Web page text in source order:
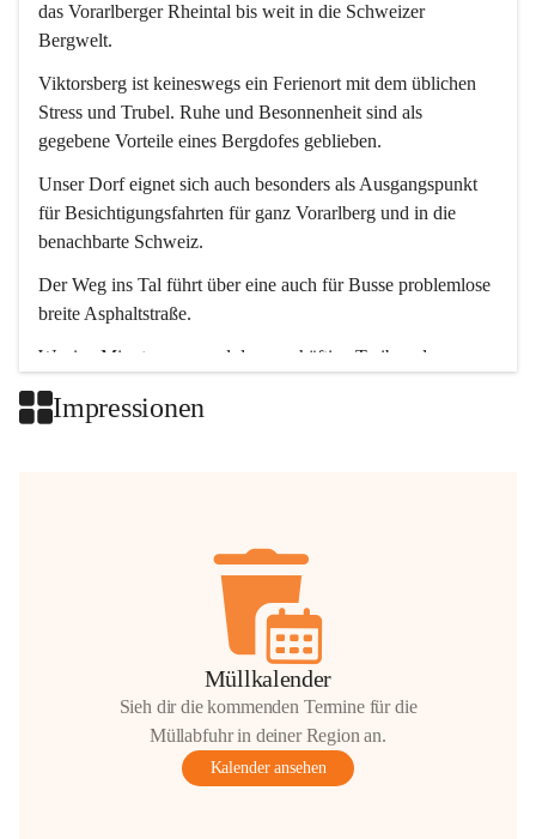
das Vorarlberger Rheintal bis weit in die Schweizer
Bergwelt.
Viktorsberg ist keineswegs ein Ferienort mit dem üblichen
Stress und Trubel. Ruhe und Besonnenheit sind als
gegebene Vorteile eines Bergdofes geblieben.
Unser Dorf eignet sich auch besonders als Ausgangspunkt
für Besichtigungsfahrten für ganz Vorarlberg und in die
benachbarte Schweiz.
Der Weg ins Tal führt über eine auch für Busse problemlose
breite Asphaltstraße.
Wenige Minuten nur, und das geschäftige Treiben der
Impressionen
Müllkalender
Sieh dir die kommenden Termine für die
Müllabfuhr in deiner Region an.
Kalender ansehen